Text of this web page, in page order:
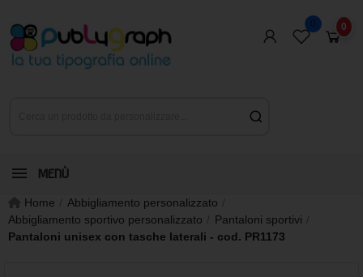
0 0
MENÙ
Home
Abbigliamento personalizzato
Abbigliamento sportivo personalizzato
Pantaloni sportivi
Pantaloni unisex con tasche laterali - cod. PR1173